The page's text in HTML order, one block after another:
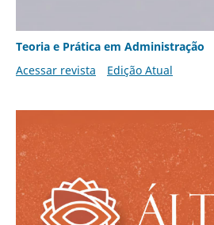
Teoria e Prática em Administração
Acessar revista
Edição Atual